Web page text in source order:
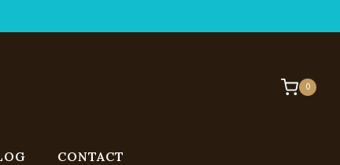
0
CONTACT